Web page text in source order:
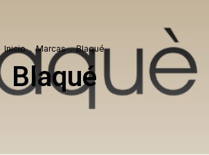
Inicio . Marcas . Blaqué
Blaqué